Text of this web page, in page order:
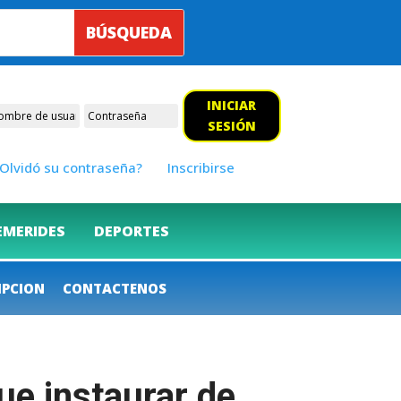
INICIAR
SESIÓN
su contraseña? Inscribirse
DEPORTES
CONTACTENOS